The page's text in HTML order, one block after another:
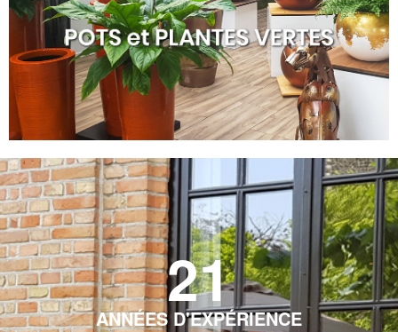
21
ANNÉES D'EXPÉRIENCE